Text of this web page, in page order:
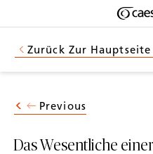
by
Zurück Zur Hauptseite
Das Wesentliche
Previous